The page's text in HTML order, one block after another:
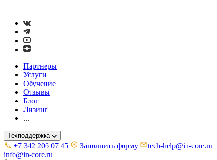
Партнеры
Услуги
Обучение
Отзывы
Блог
Лизинг
...
Техподдержка
+7 342 206 07 45 Заполнить форму
tech-help@in-core.ru
info@in-core.ru